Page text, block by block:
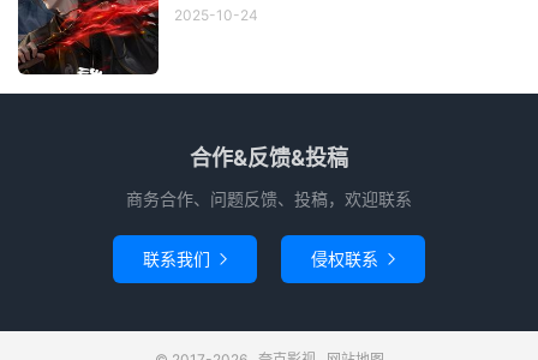
2025-10-24
合作&反馈&投稿
商务合作、问题反馈、投稿，欢迎联系
联系我们  侵权联系 